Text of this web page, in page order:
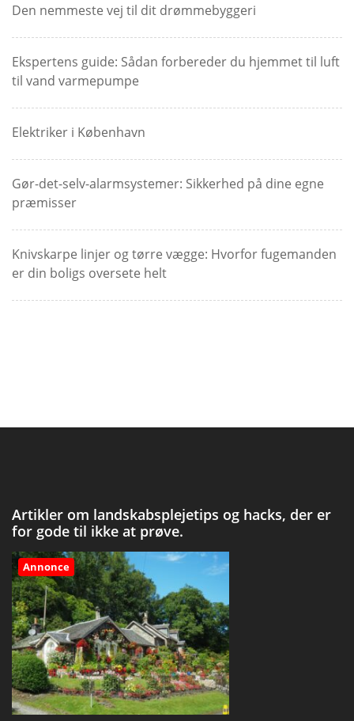
Den nemmeste vej til dit drømmebyggeri
Ekspertens guide: Sådan forbereder du hjemmet til luft
til vand varmepumpe
Elektriker i København
Gør-det-selv-alarmsystemer: Sikkerhed på dine egne
præmisser
Knivskarpe linjer og tørre vægge: Hvorfor fugemanden
er din boligs oversete helt
Artikler om landskabsplejetips og hacks, der er
for gode til ikke at prøve.
Annonce